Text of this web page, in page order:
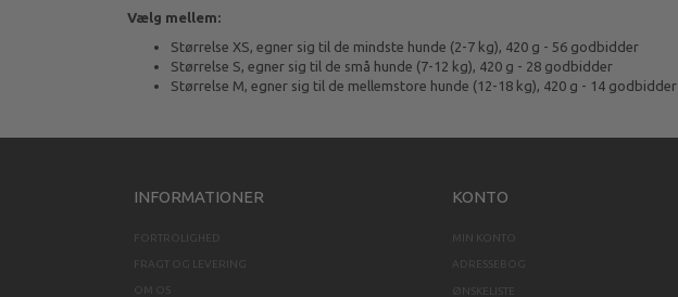
Vælg mellem:
Størrelse XS, egner sig til de mindste hunde (2-7 kg), 420 g - 56 godbidder
Størrelse S, egner sig til de små hunde (7-12 kg), 420 g - 28 godbidder
Størrelse M, egner sig til de mellemstore hunde (12-18 kg), 420 g - 14 godbidder
INFORMATIONER
FORTROLIGHED
FRAGT OG LEVERING
OM OS
KONTO
MIN KONTO
ADRESSEBOG
ØNSKELISTE